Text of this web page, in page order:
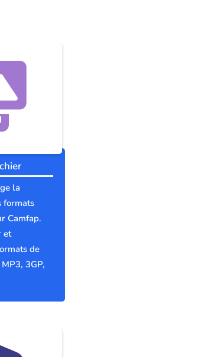
la
formats
Camfap.
et
de
3GP,